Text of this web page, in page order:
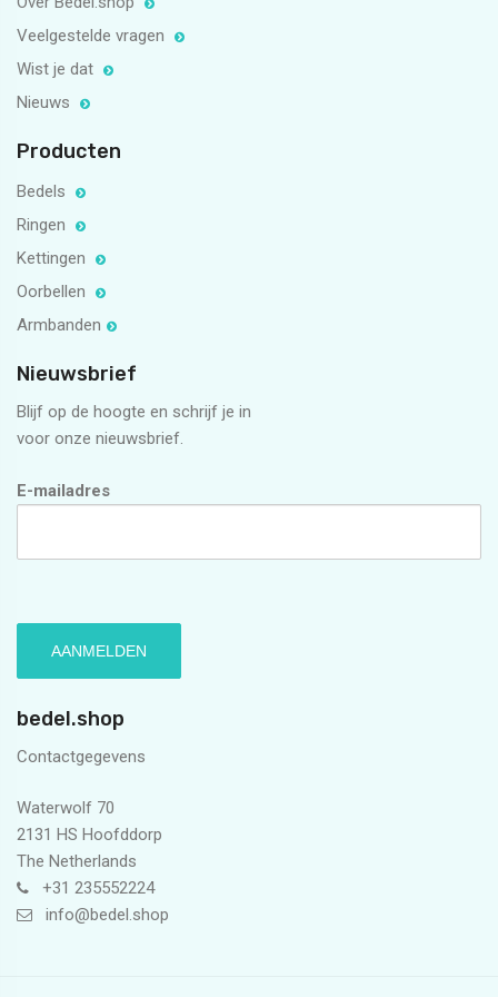
Veelgestelde vragen
Wist je dat
Nieuws
Producten
Bedels
Ringen
Kettingen
Oorbellen
Armbanden
Nieuwsbrief
Blijf op de hoogte en schrijf je in
voor onze nieuwsbrief.
E-mailadres
bedel.shop
Contactgegevens
Waterwolf 70
2131 HS Hoofddorp
The Netherlands
+31 235552224
info@bedel.shop